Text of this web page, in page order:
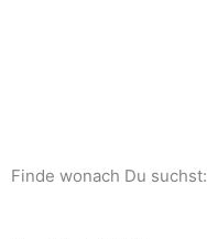
Finde wonach Du suchst: